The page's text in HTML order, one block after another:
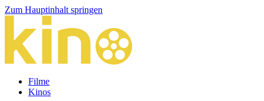
Zum Hauptinhalt springen
Filme
Kinos